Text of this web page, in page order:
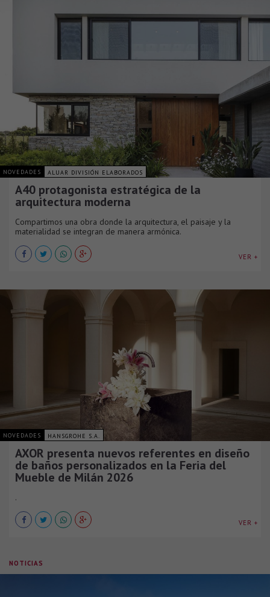
NOVEDADES ALUAR DIVISIÓN ELABORADOS
A40 protagonista estratégica de la
arquitectura moderna
Compartimos una obra donde la arquitectura, el paisaje y la
materialidad se integran de manera armónica.
VER +
NOVEDADES HANSGROHE S.A.
AXOR presenta nuevos referentes en diseño
de baños personalizados en la Feria del
Mueble de Milán 2026
.
VER +
NOTICIAS